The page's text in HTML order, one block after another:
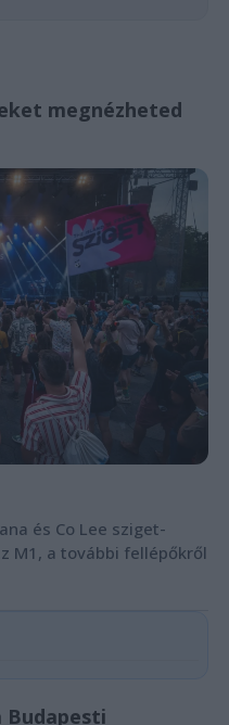
megnézheted
és Co Lee sziget-
M1, a további fellépőkről
Budapesti